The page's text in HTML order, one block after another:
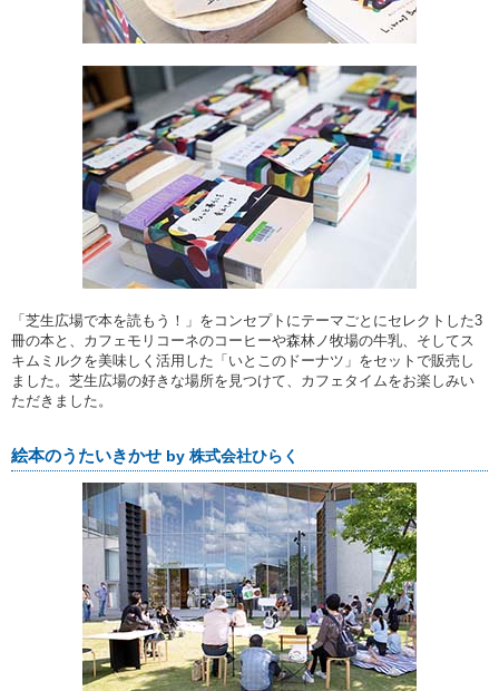
「芝生広場で本を読もう！」をコンセプトにテーマごとにセレクトした3
冊の本と、カフェモリコーネのコーヒーや森林ノ牧場の牛乳、そしてス
キムミルクを美味しく活用した「いとこのドーナツ」をセットで販売し
ました。芝生広場の好きな場所を見つけて、カフェタイムをお楽しみい
ただきました。
絵本のうたいきかせ by 株式会社ひらく